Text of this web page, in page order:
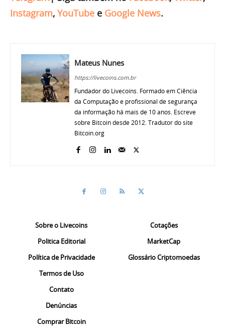
Instagram, YouTube e Google News.
Mateus Nunes
https://livecoins.com.br
Fundador do Livecoins. Formado em Ciência
da Computação e profissional de segurança
da informação há mais de 10 anos. Escreve
sobre Bitcoin desde 2012. Tradutor do site
Bitcoin.org
Sobre o Livecoins
Politica Editorial
Política de Privacidade
Termos de Uso
Contato
Denúncias
Comprar Bitcoin
Cotações
MarketCap
Glossário Criptomoedas